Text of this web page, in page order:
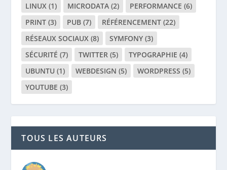
LINUX (1) MICRODATA (2) PERFORMANCE (6)
PRINT (3) PUB (7) RÉFÉRENCEMENT (22)
RÉSEAUX SOCIAUX (8) SYMFONY (3)
SÉCURITÉ (7) TWITTER (5) TYPOGRAPHIE (4)
UBUNTU (1) WEBDESIGN (5) WORDPRESS (5)
YOUTUBE (3)
TOUS LES AUTEURS